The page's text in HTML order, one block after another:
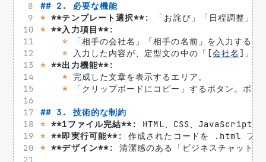
## 2. 必要な機能
* **テンプレート選択**: 「お詫び」「日程調整」「
* **入力項目**:
* 「相手の会社名」「相手の名前」を入力する欄
* 入力した内容が、定型文の中の「[会社名 ]」
* **出力機能**:
* 完成した文章を表示するエリア。
* 「クリップボードにコピー」するボタン。ボ
## 3. 技術的な制約
* **1ファイル完結**: HTML、CSS、JavaScriptを
* **即実行可能**: 作成されたコードを .html ファ
* **デザイン**: 清潔感のある「ビジネスチャット風